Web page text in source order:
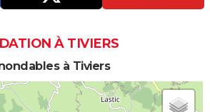
À TIVIERS
à Tiviers